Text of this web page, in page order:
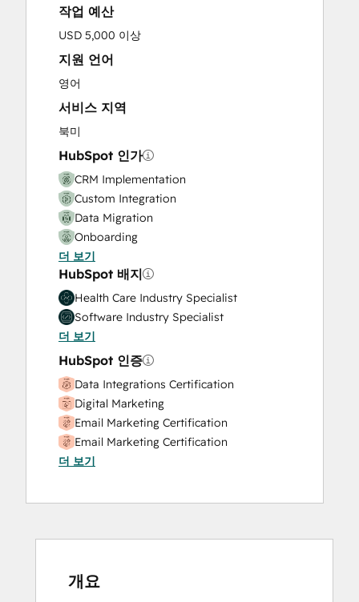
작업 예산
USD 5,000 이상
지원 언어
영어
서비스 지역
북미
HubSpot 인가
CRM Implementation
Custom Integration
Data Migration
Onboarding
Solutions Architecture Design
더 보기
HubSpot 배지
Health Care Industry Specialist
Software Industry Specialist
더 보기
HubSpot 인증
Data Integrations Certification
Digital Marketing
Email Marketing Certification
Email Marketing Certification
HubSpot Architecture I: Data Models and
HubSpot Architecture II: Content and
HubSpot Implementation for Partners
Certification
더 보기
개요